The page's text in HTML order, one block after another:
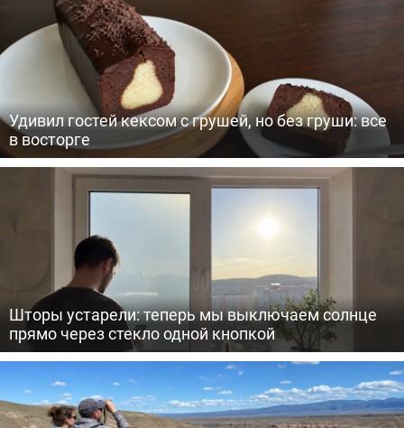
Удивил гостей кексом с грушей, но без груши: все
в восторге
Шторы устарели: теперь мы выключаем солнце
прямо через стекло одной кнопкой